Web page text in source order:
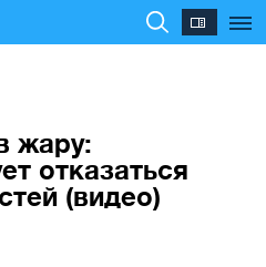
жару:
отказаться
(видео)